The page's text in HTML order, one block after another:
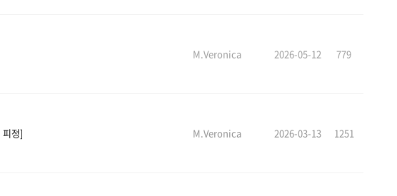
M.Veronica 2026-05-12 779
피정] M.Veronica 2026-03-13 1251